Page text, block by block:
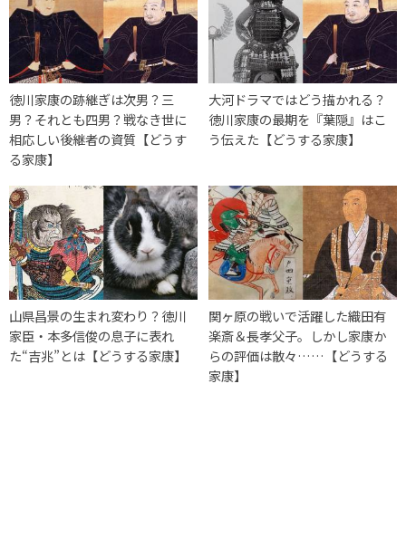
徳川家康の跡継ぎは次男？三
男？それとも四男？戦なき世に
相応しい後継者の資質【どうす
る家康】
大河ドラマではどう描かれる？
徳川家康の最期を『葉隠』はこ
う伝えた【どうする家康】
山県昌景の生まれ変わり？徳川
家臣・本多信俊の息子に表れ
た“吉兆”とは【どうする家康】
関ヶ原の戦いで活躍した織田有
楽斎＆長孝父子。しかし家康か
らの評価は散々……【どうする
家康】